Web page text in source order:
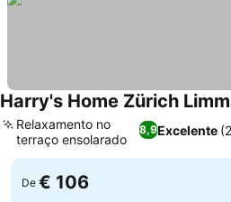
Harry's Home Zürich
8,9Excelente
Relaxamento no
terraço ensolarado
De € 106